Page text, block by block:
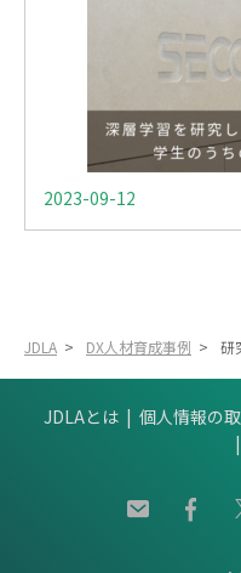
2023-09-12
JDLA > DX人材育成事例 > 研
JDLAとは 個人情報の